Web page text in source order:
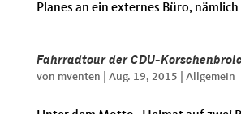
Planes an ein externes Büro, nämlich
Fahrradtour der CDU-
von mventen Aug. 19, 2015 Allgemein